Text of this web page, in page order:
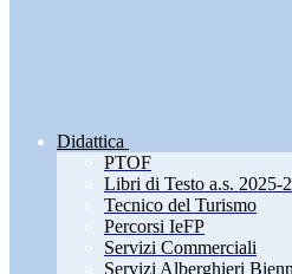
Didattica
PTOF
Libri di Testo a.s. 2025-
Tecnico del Turismo
Percorsi IeFP
Servizi Commerciali
Servizi Alberghieri